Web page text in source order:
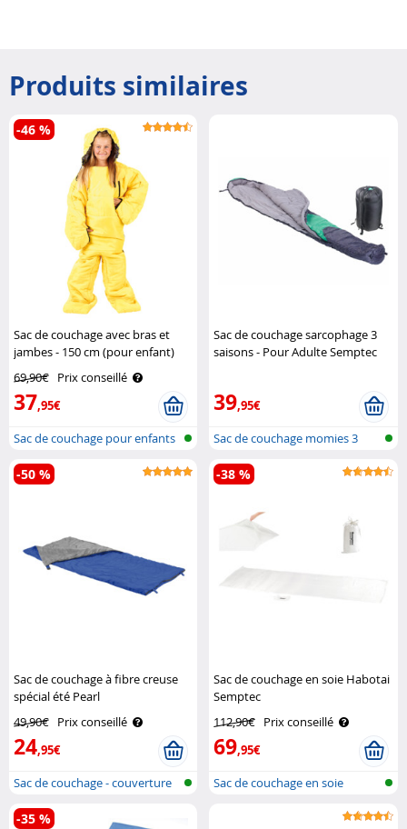
Produits similaires
Sac de couchage avec bras et
jambes - 150 cm (pour enfant)
69,90€ Prix conseillé
37,95€
-46 %
Sac de couchage pour enfants
avec b..
Sac de couchage sarcophage 3
saisons - Pour Adulte Semptec
39,95€
Sac de couchage momies 3
saisons
Sac de couchage à fibre creuse
spécial été Pearl
49,90€ Prix conseillé
24,95€
-50 %
Sac de couchage - couverture
super-..
Sac de couchage en soie Habotai
Semptec
112,90€ Prix conseillé
69,95€
-38 %
Sac de couchage en soie
-35 %